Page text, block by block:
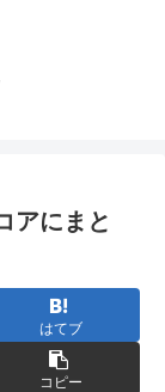
アにまと
はてブ
コピー